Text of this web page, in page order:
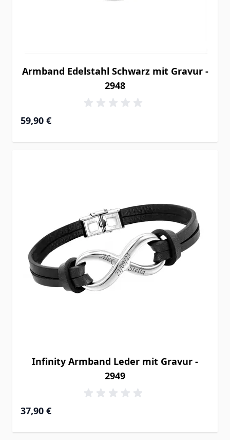
Armband Edelstahl Schwarz mit Gravur -
2948
59,90 €
Infinity Armband Leder mit Gravur -
2949
37,90 €